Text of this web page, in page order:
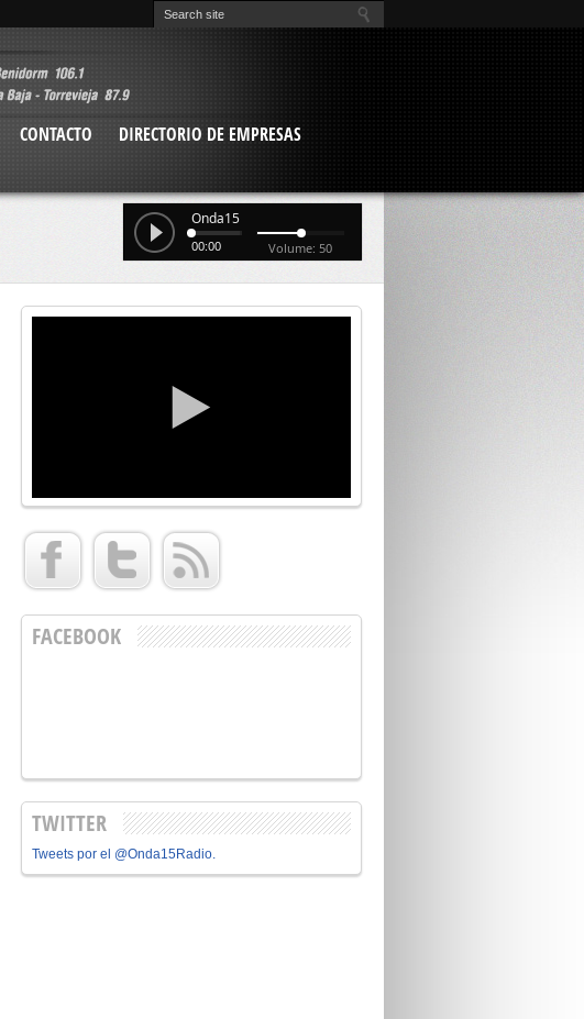
CONTACTO
DIRECTORIO DE EMPRESAS
Onda15
00:00 Volume: 50
FACEBOOK
TWITTER
Tweets por el @Onda15Radio.